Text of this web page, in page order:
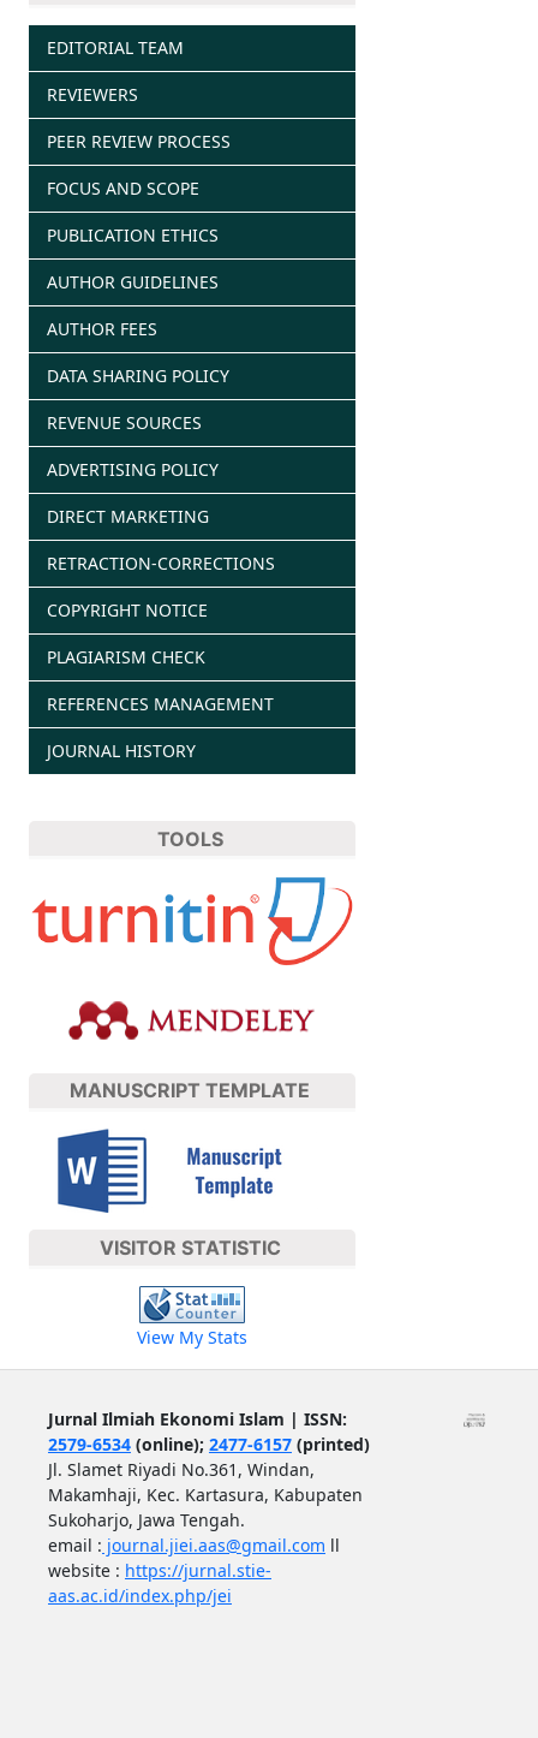
EDITORIAL TEAM
REVIEWERS
PEER REVIEW PROCESS
FOCUS AND SCOPE
PUBLICATION ETHICS
AUTHOR GUIDELINES
AUTHOR FEES
DATA SHARING POLICY
REVENUE SOURCES
ADVERTISING POLICY
DIRECT MARKETING
RETRACTION-CORRECTIONS
COPYRIGHT NOTICE
PLAGIARISM CHECK
REFERENCES MANAGEMENT
JOURNAL HISTORY
TOOLS
MANUSCRIPT TEMPLATE
VISITOR STATISTIC
View My Stats
Jurnal Ilmiah Ekonomi Islam | ISSN:
2579-6534(online); 2477-6157(printed)
Jl. Slamet Riyadi No.361, Windan,
Makamhaji, Kec. Kartasura, Kabupaten
Sukoharjo, Jawa Tengah.
email : journal.jiei.aas@gmail.com ll
website : https://jurnal.stie-
aas.ac.id/index.php/jei